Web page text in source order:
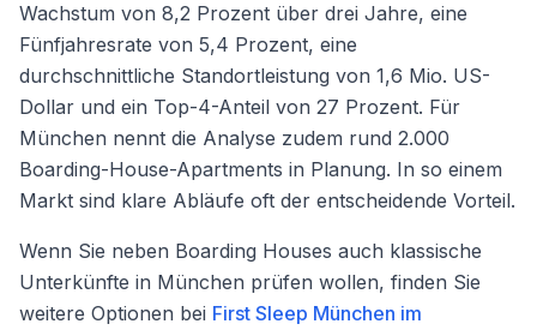
Wachstum von 8,2 Prozent über drei Jahre, eine
Fünfjahresrate von 5,4 Prozent, eine
durchschnittliche Standortleistung von 1,6 Mio. US-
Dollar und ein Top-4-Anteil von 27 Prozent. Für
München nennt die Analyse zudem rund 2.000
Boarding-House-Apartments in Planung. In so einem
Markt sind klare Abläufe oft der entscheidende Vorteil.
Wenn Sie neben Boarding Houses auch klassische
Unterkünfte in München prüfen wollen, finden Sie
weitere Optionen bei First Sleep München im